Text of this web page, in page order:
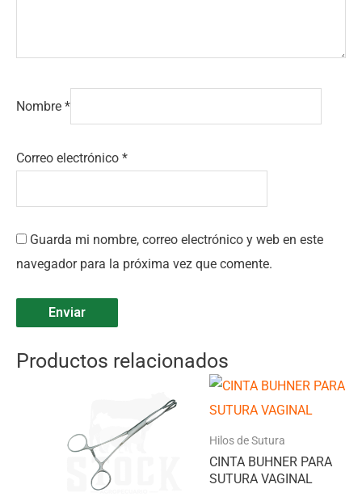
Nombre *
Correo electrónico *
Guarda mi nombre, correo electrónico y web en este
navegador para la próxima vez que comente.
Productos relacionados
Hilos de Sutura
CINTA BUHNER PARA
SUTURA VAGINAL